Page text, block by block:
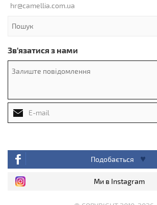
hr@camellia.com.ua
Зв'язатися з нами
Подобається
Ми в Instagram